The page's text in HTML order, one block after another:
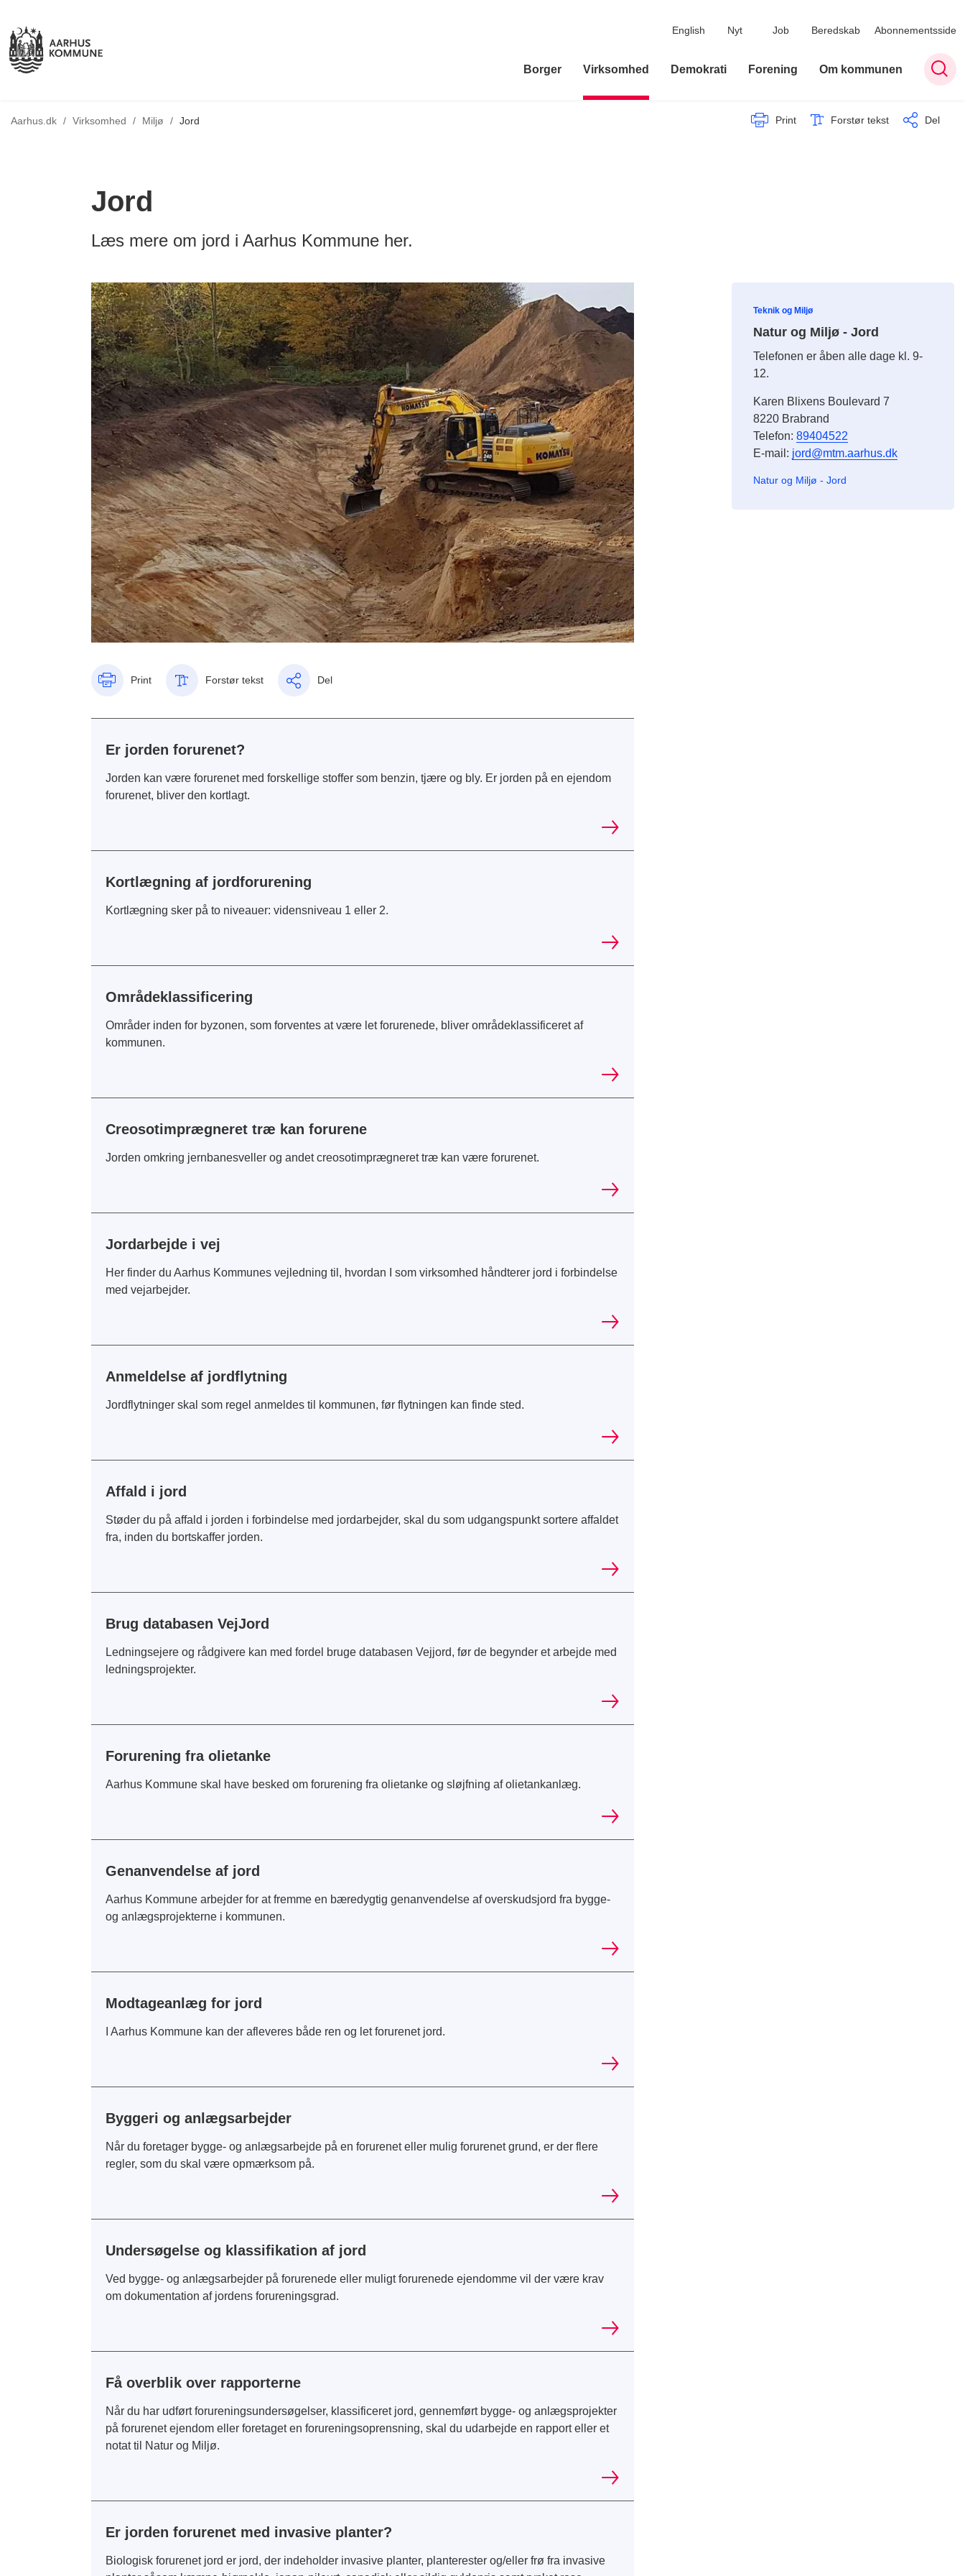
English Nyt Job Beredskab Abonnementsside
Borger Virksomhed Demokrati Forening Om kommunen
Aarhus.dk / Virksomhed / Tilbage til
Miljø / Jord Print Forstør tekst Del
Jord
Læs mere om jord i Aarhus Kommune her.
Print Forstør tekst Del
Er jorden forurenet?
Jorden kan være forurenet med forskellige stoffer som benzin, tjære og bly. Er jorden på en ejendom
forurenet, bliver den kortlagt.
Kortlægning af jordforurening
Kortlægning sker på to niveauer: vidensniveau 1 eller 2.
Områdeklassificering
Områder inden for byzonen, som forventes at være let forurenede, bliver områdeklassificeret af
kommunen.
Creosotimprægneret træ kan forurene
Jorden omkring jernbanesveller og andet creosotimprægneret træ kan være forurenet.
Jordarbejde i vej
Her finder du Aarhus Kommunes vejledning til, hvordan I som virksomhed håndterer jord i forbindelse
med vejarbejder.
Anmeldelse af jordflytning
Jordflytninger skal som regel anmeldes til kommunen, før flytningen kan finde sted.
Affald i jord
Støder du på affald i jorden i forbindelse med jordarbejder, skal du som udgangspunkt sortere affaldet
fra, inden du bortskaffer jorden.
Brug databasen VejJord
Ledningsejere og rådgivere kan med fordel bruge databasen Vejjord, før de begynder et arbejde med
ledningsprojekter.
Forurening fra olietanke
Aarhus Kommune skal have besked om forurening fra olietanke og sløjfning af olietankanlæg.
Genanvendelse af jord
Aarhus Kommune arbejder for at fremme en bæredygtig genanvendelse af overskudsjord fra bygge-
og anlægsprojekterne i kommunen.
Modtageanlæg for jord
I Aarhus Kommune kan der afleveres både ren og let forurenet jord.
Byggeri og anlægsarbejder
Når du foretager bygge- og anlægsarbejde på en forurenet eller mulig forurenet grund, er der flere
regler, som du skal være opmærksom på.
Undersøgelse og klassifikation af jord
Ved bygge- og anlægsarbejder på forurenede eller muligt forurenede ejendomme vil der være krav
om dokumentation af jordens forureningsgrad.
Få overblik over rapporterne
Når du har udført forureningsundersøgelser, klassificeret jord, gennemført bygge- og anlægsprojekter
på forurenet ejendom eller foretaget en forureningsoprensning, skal du udarbejde en rapport eller et
notat til Natur og Miljø.
Er jorden forurenet med invasive planter?
Biologisk forurenet jord er jord, der indeholder invasive planter, planterester og/eller frø fra invasive
Teknik og Miljø
Natur og Miljø - Jord
Telefonen er åben alle dage kl. 9-
12.
Karen Blixens Boulevard 7
8220 Brabrand
Telefon:89404522
E-mail: jord@mtm.aarhus.dk
Natur og Miljø - Jord